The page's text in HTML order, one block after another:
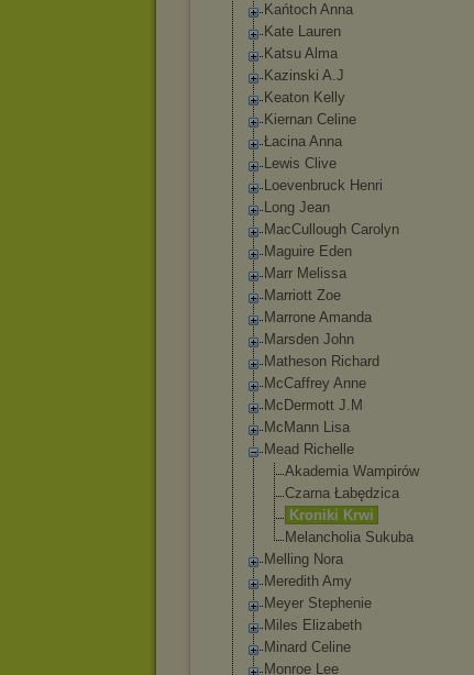
Kańtoch Anna
Kate Lauren
Katsu Alma
Kazinski A.J
Keaton Kelly
Kiernan Celine
Łacina Anna
Lewis Clive
Loevenbruck Henri
Long Jean
MacCullough Carolyn
Maguire Eden
Marr Melissa
Marriott Zoe
Marrone Amanda
Marsden John
Matheson Richard
McCaffrey Anne
McDermott J.M
McMann Lisa
Mead Richelle
Akademia Wampirów
Czarna Łabędzica
Kroniki Krwi
Melancholia Sukuba
Melling Nora
Meredith Amy
Meyer Stephenie
Miles Elizabeth
Minard Celine
Monroe Lee